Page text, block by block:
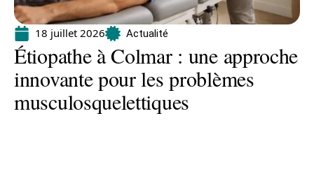
18 juillet 2026 Actualité
Étiopathe à Colmar : une approche
innovante pour les problèmes
musculosquelettiques